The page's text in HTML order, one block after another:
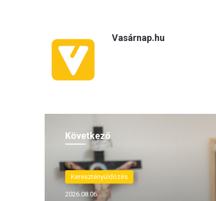
Vasárnap.hu
Következő
Keresztényüldözés
2026.08.06.